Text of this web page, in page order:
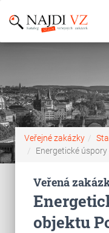
Veřejné zakázky
Energetické
Veřená
objektu